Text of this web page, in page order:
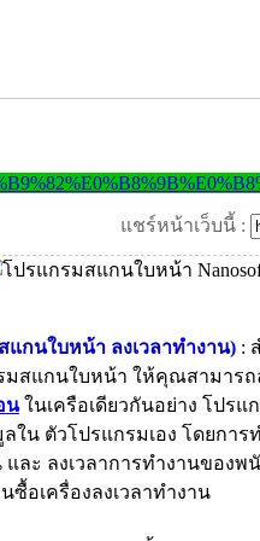
แชร์หน้าเว็บนี้ :
แกนใบหน้า ลงเวลาทำงาน) :
กรมสแกนใบหน้า ให้คุณสามา
นในเครือเดียวกันอย่าง โปรแก
ใน ตัวโปรแกรมเอง โดยกา
ละ ลงเวลาการทำงานของ
ซื้อเครื่องลงเวลาทำงาน